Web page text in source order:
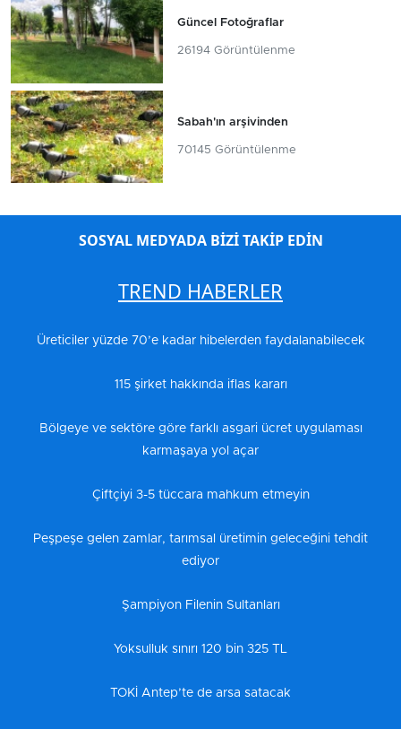
Güncel Fotoğraflar
26194 Görüntülenme
Sabah'ın arşivinden
70145 Görüntülenme
SOSYAL MEDYADA BİZİ TAKİP EDİN
TREND HABERLER
Üreticiler yüzde 70’e kadar hibelerden faydalanabilecek
115 şirket hakkında iflas kararı
Bölgeye ve sektöre göre farklı asgari ücret uygulaması
karmaşaya yol açar
Çiftçiyi 3-5 tüccara mahkum etmeyin
Peşpeşe gelen zamlar, tarımsal üretimin geleceğini tehdit
ediyor
Şampiyon Filenin Sultanları
Yoksulluk sınırı 120 bin 325 TL
TOKİ Antep’te de arsa satacak